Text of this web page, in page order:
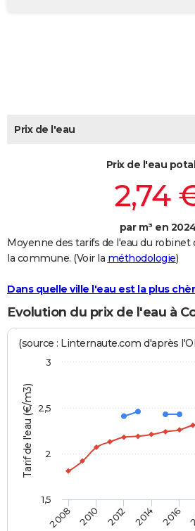
Carte de Noël
Carte Bonne année
Carte Saint-Valentin
Carte Pâques
Carte d'anniversaire
DICTIONNAIRE
FORUM
Prix de l'eau
Prix de l'eau
2,74
par m³ en
Moyenne des tarifs de l'eau du robinet
la commune. (Voir la méthodologie)
Dans quelle ville l'eau est la plus
Evolution du prix de l'eau à
Tarif de l'eau (€/m3)
(source : Linternaute.com d'après
2008 2010 2012 2014 2016
2
2,5
3
1,5